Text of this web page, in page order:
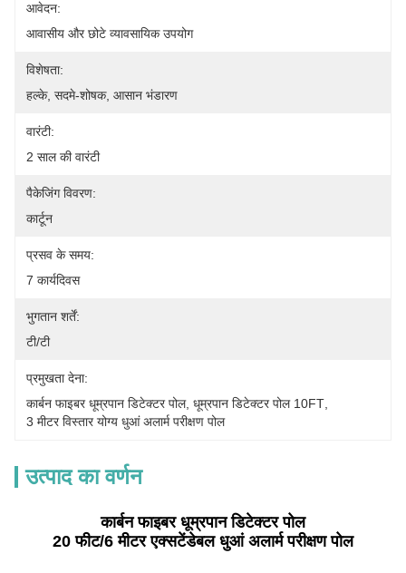
आवेदन:
आवासीय और छोटे व्यावसायिक उपयोग
विशेषता:
हल्के, सदमे-शोषक, आसान भंडारण
वारंटी:
2 साल की वारंटी
पैकेजिंग विवरण:
कार्टून
प्रसव के समय:
7 कार्यदिवस
भुगतान शर्तें:
टी/टी
प्रमुखता देना:
कार्बन फाइबर धूम्रपान डिटेक्टर पोल, धूम्रपान डिटेक्टर पोल 10FT
3 मीटर विस्तार योग्य धुआं अलार्म परीक्षण पोल
उत्पाद का वर्णन
कार्बन फाइबर धूम्रपान डिटेक्टर पोल
20 फीट/6 मीटर एक्सटेंडेबल धुआं अलार्म परीक्षण पोल